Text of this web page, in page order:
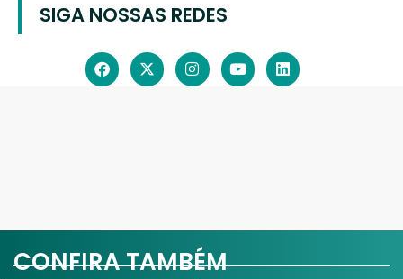
SIGA NOSSAS REDES
CONFIRA TAMBÉM